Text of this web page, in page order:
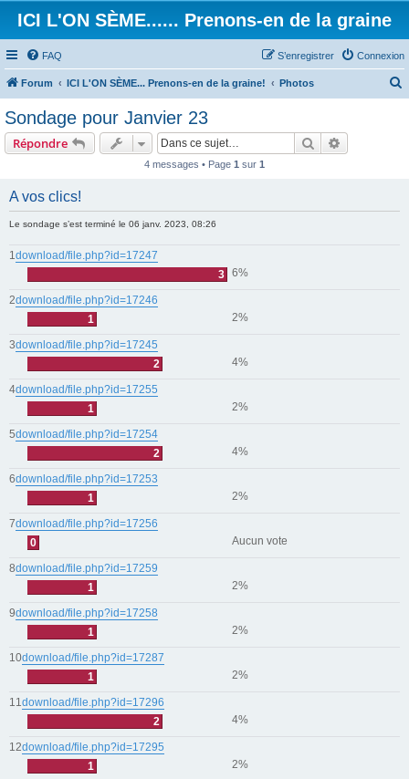
ICI L'ON SÈME...... Prenons-en de la graine
FAQ Connexion
S’enregistrer
Forum ICI L'ON SÈME... Prenons-en de la graine! Photos
Sondage pour Janvier 23
Répondre Rechercher
4 messages • Page 1 sur 1
A vos clics!
Le sondage s’est terminé le 06 janv. 2023, 08:26
1download/file.php?id=17247
3 6%
2download/file.php?id=17246
1
2%
3download/file.php?id=17245
2
4%
4download/file.php?id=17255
1
2%
5download/file.php?id=17254
2
4%
6download/file.php?id=17253
1
2%
7download/file.php?id=17256
0
Aucun vote
8download/file.php?id=17259
1
2%
9download/file.php?id=17258
1
2%
10download/file.php?id=17287
1
2%
11download/file.php?id=17296
2
4%
12download/file.php?id=17295
1
2%